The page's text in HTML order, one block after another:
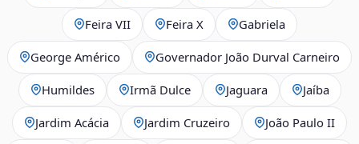
Feira VII Feira X Gabriela
George Américo Governador João Durval Carneiro
Humildes Irmã Dulce Jaguara Jaíba
Jardim Acácia Jardim Cruzeiro João Paulo II